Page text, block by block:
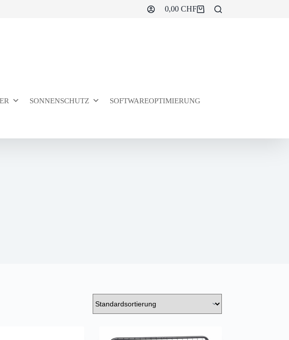
Warenkorb
0,00 CHF
SONNENSCHUTZ SOFTWAREOPTIMIERUNG